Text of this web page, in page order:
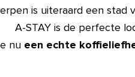
is uiteraard een stad
A-STAY is de perfecte
nu een echte